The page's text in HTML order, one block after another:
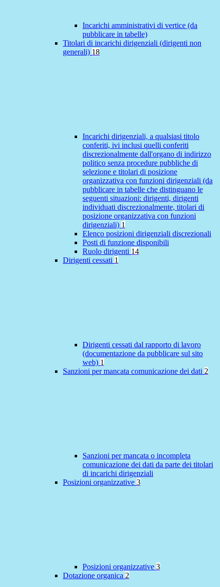
Incarichi amministrativi di vertice (da
pubblicare in tabelle)
Titolari di incarichi dirigenziali (dirigenti non
generali) 18
Incarichi dirigenziali, a qualsiasi titolo
conferiti, ivi inclusi quelli conferiti
discrezionalmente dall'organo di indirizzo
politico senza procedure pubbliche di
selezione e titolari di posizione
organizzativa con funzioni dirigenziali (da
pubblicare in tabelle che distinguano le
seguenti situazioni: dirigenti, dirigenti
individuati discrezionalmente, titolari di
posizione organizzativa con funzioni
dirigenziali) 1
Elenco posizioni dirigenziali discrezionali
Posti di funzione disponibili
Ruolo dirigenti 14
Dirigenti cessati 1
Dirigenti cessati dal rapporto di lavoro
(documentazione da pubblicare sul sito
web) 1
Sanzioni per mancata comunicazione dei dati 2
Sanzioni per mancata o incompleta
comunicazione dei dati da parte dei titolari
di incarichi dirigenziali
Posizioni organizzative 3
Posizioni organizzative 3
Dotazione organica 2